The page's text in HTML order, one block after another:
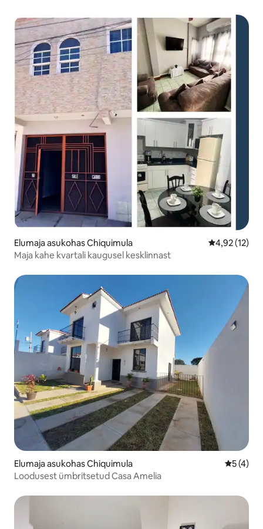
Elumaja asukohas Chiquimula Keskmine
4,92 (12)
Maja kahe kvartali kaugusel kesklinnast
Elumaja asukohas Chiquimula
5 (4)
Loodusest ümbritsetud Casa Amelia